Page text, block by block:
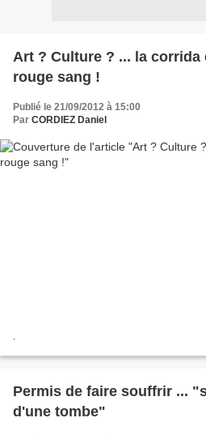
Art ? Culture ? ... la corrida
rouge sang !
Publié le 21/09/2012 à 15:00
Par CORDIEZ Daniel
.
Permis de faire souffrir ...
d'une tombe"